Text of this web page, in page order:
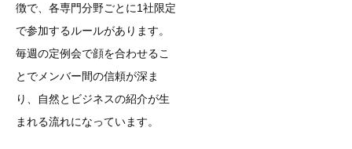
徴で、各専門分野ごとに1社限定
で参加するルールがあります。
毎週の定例会で顔を合わせるこ
とでメンバー間の信頼が深ま
り、自然とビジネスの紹介が生
まれる流れになっています。